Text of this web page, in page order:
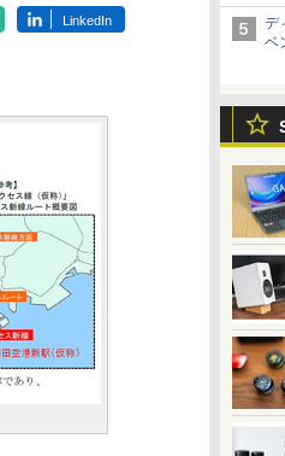
特
デ
ベ
LinkedIn